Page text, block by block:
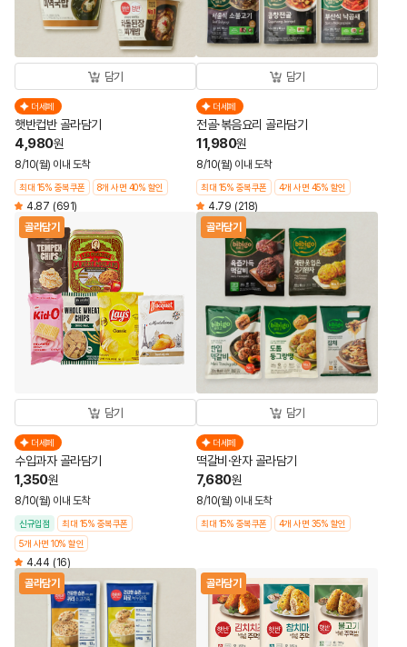
담기
더세페
햇반컵반 골라담기
4,980원
8/10(월) 이내 도착
최대 15% 중복쿠폰 8개 사면 40% 할인
4.87 (691)
담기
더세페
전골·볶음요리 골라담기
11,980원
8/10(월) 이내 도착
최대 15% 중복쿠폰 4개 사면 45% 할인
4.79 (218)
골라담기
담기
더세페
수입과자 골라담기
1,350원
8/10(월) 이내 도착
신규입점
최대 15% 중복쿠폰
5개 사면 10% 할인
4.44 (16)
골라담기
담기
더세페
떡갈비·완자 골라담기
7,680원
8/10(월) 이내 도착
최대 15% 중복쿠폰 4개 사면 35% 할인
골라담기 골라담기